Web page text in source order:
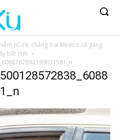
nCoV, chàng trai Mexico cố gắng
bất tỉnh